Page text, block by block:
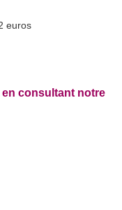
euros
consultant notre